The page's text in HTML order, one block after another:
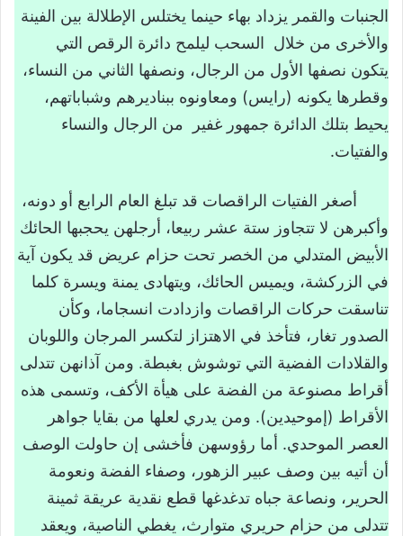
عتبة القراءة
ملاحظة مؤشرات النص الخارجية
صاحب النص
مصدر النص
مجال النص
العنوان (رقصة تاسكيوين)
بداية النص ونهايته
الصورة المرفقة
بناء فرضية القراءة
القراءة التوجيهية
الإيضاح اللغوي
الفكرة المحورية للنص
القراءة التحليلية للنص
الأفكار الأساسية
الموصوف الرئيسي والموصوفات الفرعية
الحقول الدلالية
الجنبات والقمر يزداد بهاء حينما يختلس الإطلالة بين الفينة
والأخرى من خلال السحب ليلمح دائرة الرقص التي
يتكون نصفها الأول من الرجال، ونصفها الثاني من النساء،
وقطرها يكونه (رايس) ومعاونوه ببناديرهم وشباباتهم،
يحيط بتلك الدائرة جمهور غفير من الرجال والنساء
والفتيات.
أصغر الفتيات الراقصات قد تبلغ العام الرابع أو دونه،
وأكبرهن لا تتجاوز ستة عشر ربيعا، أرجلهن يحجبها الحائك
الأبيض المتدلي من الخصر تحت حزام عريض قد يكون آية
في الزركشة، ويميس الحائك، ويتهادى يمنة ويسرة كلما
تناسقت حركات الراقصات وازدادت انسجاما، وكأن
الصدور تغار، فتأخذ في الاهتزاز لتكسر المرجان واللوبان
والقلادات الفضية التي توشوش بغبطة. ومن آذانهن تتدلى
أقراط مصنوعة من الفضة على هيأة الأكف، وتسمى هذه
الأقراط (إموحيدين). ومن يدري لعلها من بقايا جواهر
العصر الموحدي. أما رؤوسهن فأخشى إن حاولت الوصف
أن أتيه بين وصف عبير الزهور، وصفاء الفضة ونعومة
الحرير، ونصاعة جباه تدغدغها قطع نقدية عريقة ثمينة
تتدلى من حزام حريري متوارث، يغطي الناصية، ويعقد